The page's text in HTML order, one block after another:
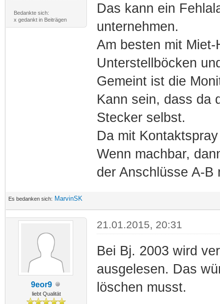
Bedankte sich:
x gedankt in Beiträgen
Das kann ein
unternehmen.
Am besten mit
Unterstellböcken
Gemeint ist die
Kann sein, dass da
Stecker selbst.
Da mit
Wenn machbar,
der Anschlüsse A-B
Es bedanken sich: MarvinSK
9eor9
liebt Qualität
21.01.2015, 20:31
Bei Bj. 2003 wird
ausgelesen. Das
löschen musst.